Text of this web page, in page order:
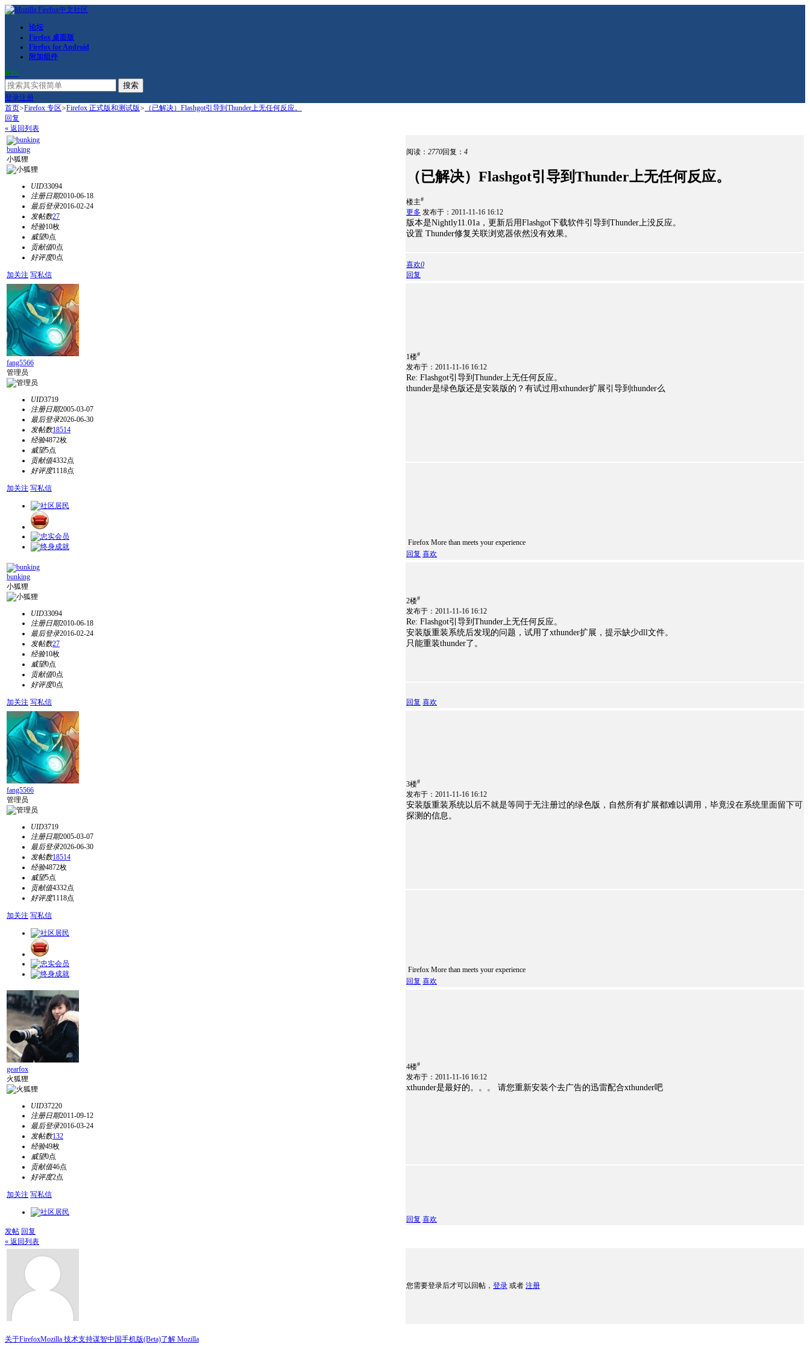
论坛
Firefox 桌面版
Firefox for Android
附加组件
RSS
搜索
登录注册
首页>Firefox 专区>Firefox 正式版和测试版> （已解决）Flashgot引导到Thunder上无任何反应。
回复
« 返回列表
bunking
小狐狸
UID33094
注册日期2010-06-18
最后登录2016-02-24
发帖数27
经验10枚
威望0点
贡献值0点
好评度0点
加关注 写私信
阅读： 2770回复： 4
（已解决）Flashgot引导到Thunder上无任何反应。
楼主#
更多 发布于：2011-11-16 16:12
版本是Nightly11.01a，更新后用Flashgot下载软件引导到Thunder上没反应。
设置 Thunder修复关联浏览器依然没有效果。
喜欢0
回复
fang5566
管理员
UID3719
注册日期2005-03-07
最后登录2026-06-30
发帖数18514
经验4872枚
威望5点
贡献值4332点
好评度1118点
加关注 写私信
1楼#
发布于：2011-11-16 16:12
Re: Flashgot引导到Thunder上无任何反应。
thunder是绿色版还是安装版的？有试过用xthunder扩展引导到thunder么
Firefox More than meets your experience
回复 喜欢
bunking
小狐狸
UID33094
注册日期2010-06-18
最后登录2016-02-24
发帖数27
经验10枚
威望0点
贡献值0点
好评度0点
加关注 写私信
2楼#
发布于：2011-11-16 16:12
Re: Flashgot引导到Thunder上无任何反应。
安装版重装系统后发现的问题，试用了xthunder扩展，提示缺少dll文件。
只能重装thunder了。
回复 喜欢
fang5566
管理员
UID3719
注册日期2005-03-07
最后登录2026-06-30
发帖数18514
经验4872枚
威望5点
贡献值4332点
好评度1118点
加关注 写私信
3楼#
发布于：2011-11-16 16:12
安装版重装系统以后不就是等同于无注册过的绿色版，自然所有扩展都难以调用，毕竟没在系统里面留下可
探测的信息。
Firefox More than meets your experience
回复 喜欢
gearfox
火狐狸
UID37220
注册日期2011-09-12
最后登录2016-03-24
发帖数132
经验49枚
威望0点
贡献值46点
好评度2点
加关注 写私信
4楼#
发布于：2011-11-16 16:12
xthunder是最好的。。。 请您重新安装个去广告的迅雷配合xthunder吧
回复 喜欢
发帖 回复
« 返回列表
您需要登录后才可以回帖， 登录 或者 注册
关于FirefoxMozilla 技术支持谋智中国手机版(Beta)了解 Mozilla